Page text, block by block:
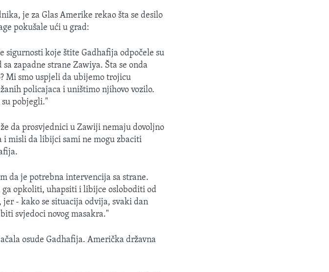
je za Glas Amerike rekao šta se desilo
pokušale ući u grad:
sigurnosti koje štite Gadhafija odpočele su
sa zapadne strane Zawiya. Šta se onda
Mi smo uspjeli da ubijemo trojicu
policajaca i uništimo njihovo vozilo.
su pobjegli."
da prosvjednici u Zawiji nemaju dovoljno
i misli da libijci sami ne mogu zbaciti
da je potrebna intervencija sa strane.
ga opkoliti, uhapsiti i libijce osloboditi od
jer - kako se situacija odvija, svaki dan
svjedoci novog masakra."
osude Gadhafija. Američka državna